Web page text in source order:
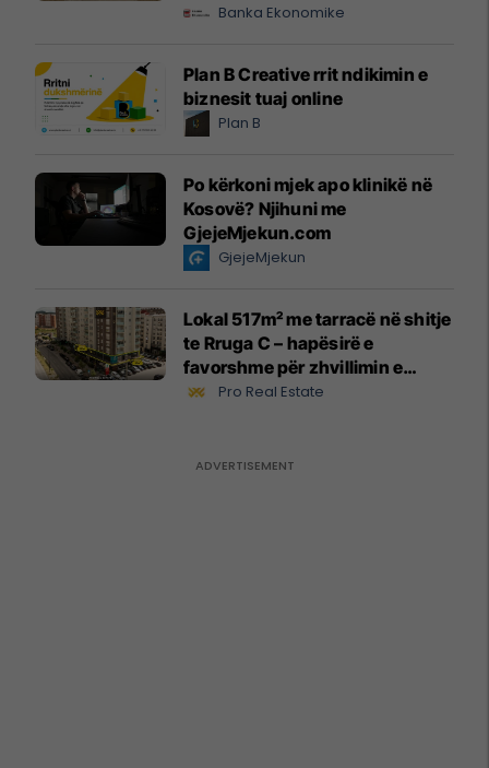
Banka Ekonomike
Plan B Creative rrit ndikimin e
biznesit tuaj online
Plan B
Po kërkoni mjek apo klinikë në
Kosovë? Njihuni me
GjejeMjekun.com
GjejeMjekun
Lokal 517m² me tarracë në shitje
te Rruga C – hapësirë e
favorshme për zhvillimin e
biznesit #15796
Pro Real Estate